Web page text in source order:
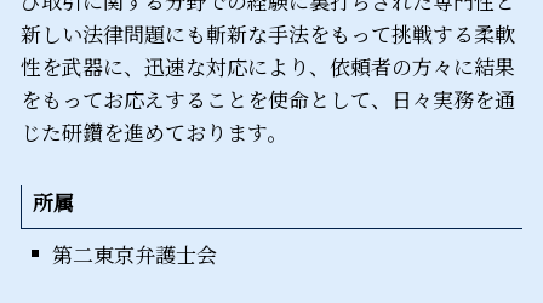
新しい法律問題にも斬新な手法をもって挑戦する柔軟
性を武器に、迅速な対応により、依頼者の方々に結果
をもってお応えすることを使命として、日々実務を通
じた研鑽を進めております。
所属
第二東京弁護士会